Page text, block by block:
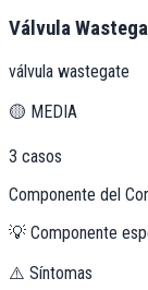
Válvula
válvula wastegate
🟡 MEDIA
3 casos
Componente del
💡 Componente
⚠️ Síntomas